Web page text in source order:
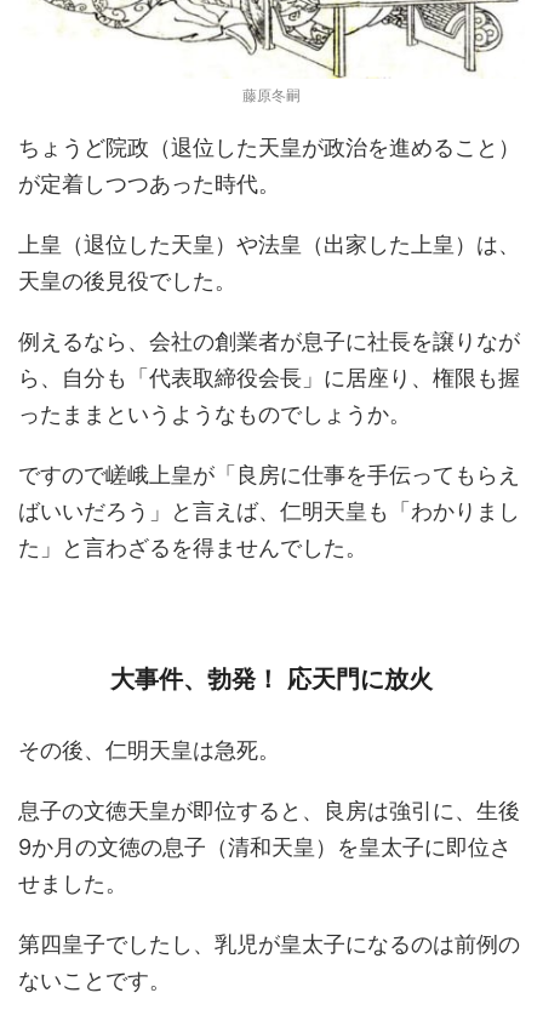
藤原冬嗣
ちょうど院政（退位した天皇が政治を進めること）
が定着しつつあった時代。
上皇（退位した天皇）や法皇（出家した上皇）は、
天皇の後見役でした。
例えるなら、会社の創業者が息子に社長を譲りなが
ら、自分も「代表取締役会長」に居座り、権限も握
ったままというようなものでしょうか。
ですので嵯峨上皇が「良房に仕事を手伝ってもらえ
ばいいだろう」と言えば、仁明天皇も「わかりまし
た」と言わざるを得ませんでした。
大事件、勃発！ 応天門に放火
その後、仁明天皇は急死。
息子の文徳天皇が即位すると、良房は強引に、生後
9か月の文徳の息子（清和天皇）を皇太子に即位さ
せました。
第四皇子でしたし、乳児が皇太子になるのは前例の
ないことです。